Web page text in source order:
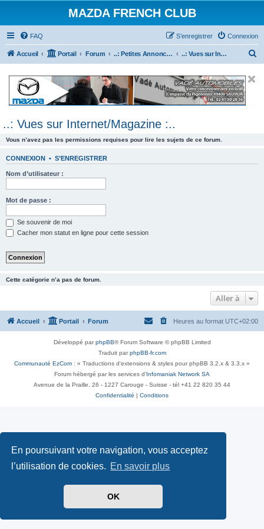
En poursuivant votre navigation, vous acceptez
l’utilisation de cookies. En savoir plus
OK
MAZDA FRENCH CLUB
FAQ Connexion
S’enregistrer
Accueil Portail Forum ..: Petites Annonces :.. (achats / ventes) ..: Vues sur Internet/Magazine :..
e
..: Vues sur Internet/Magazine :..
Vous n’avez pas les permissions requises pour lire les sujets de ce forum.
CONNEXION • S’ENREGISTRER
Nom d’utilisateur :
Mot de passe :
Se souvenir de moi
Cacher mon statut en ligne pour cette session
Cette catégorie n’a pas de forum.
Aller à
Accueil Portail Forum Heures au format UTC+02:00
Développé parphpBB® Forum Software © phpBB Limited
Traduit parphpBB-fr.com
Communauté EzCom : « Traductions d'extensions & styles pour phpBB 3.2.x & 3.3.x »
Forum hébergé par les services d’ Infomaniak Network SA
Avenue de la Praille, 26 - 1227 Carouge - Suisse - tél +41 22 820 35 44
Confidentialité
Conditions